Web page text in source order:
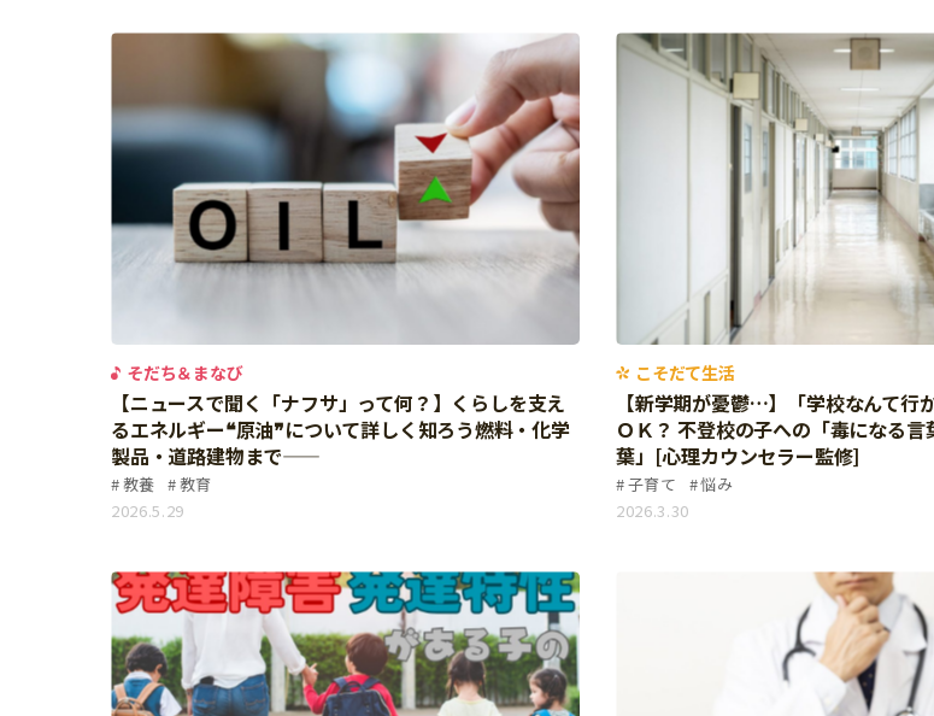
健康
「こそだてまっぷ」とは
個⼈情報について
お問い合わせ
そだち＆まなび
【ニュースで聞く「ナフサ」って何？】くらしを支え
るエネルギー❝原油❞について詳しく知ろう――燃料・化学
製品・道路建物まで――
教養
教育
2026.5.29
こそだて生活
【新学期が憂鬱…】「学校なんて行
ＯＫ？ 不登校の子への「毒になる言
葉」[心理カウンセラー監修]
子育て
悩み
2026.3.30